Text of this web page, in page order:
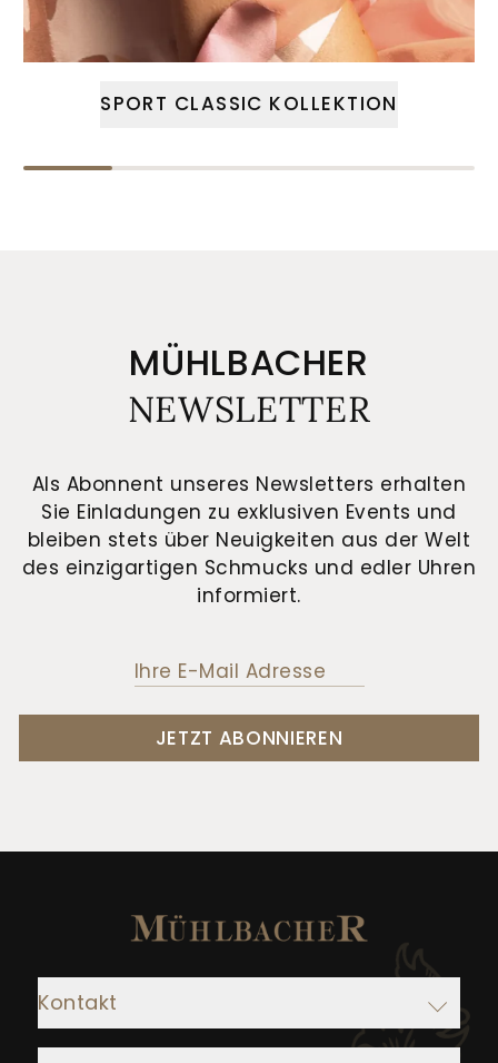
SPORT CLASSIC KOLLEKTION
MÜHLBACHER
NEWSLETTER
Als Abonnent unseres Newsletters erhalten
Sie Einladungen zu exklusiven Events und
bleiben stets über Neuigkeiten aus der Welt
des einzigartigen Schmucks und edler Uhren
informiert.
JETZT ABONNIEREN
Kontakt
Adresse: